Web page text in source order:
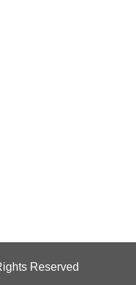
Reserved